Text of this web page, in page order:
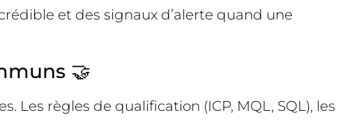
et des signaux d’alerte quand une
🤝
Les règles de qualification (ICP, MQL, SQL), les